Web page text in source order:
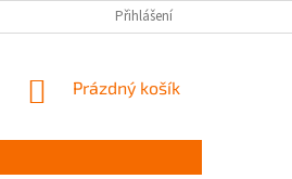
NAPIŠTE NÁMPřihlášení
NÁKUPNÍ
Prázdný košík